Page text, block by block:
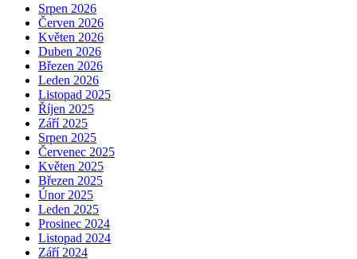
Srpen 2026
Červen 2026
Květen 2026
Duben 2026
Březen 2026
Leden 2026
Listopad 2025
Říjen 2025
Září 2025
Srpen 2025
Červenec 2025
Květen 2025
Březen 2025
Únor 2025
Leden 2025
Prosinec 2024
Listopad 2024
Září 2024